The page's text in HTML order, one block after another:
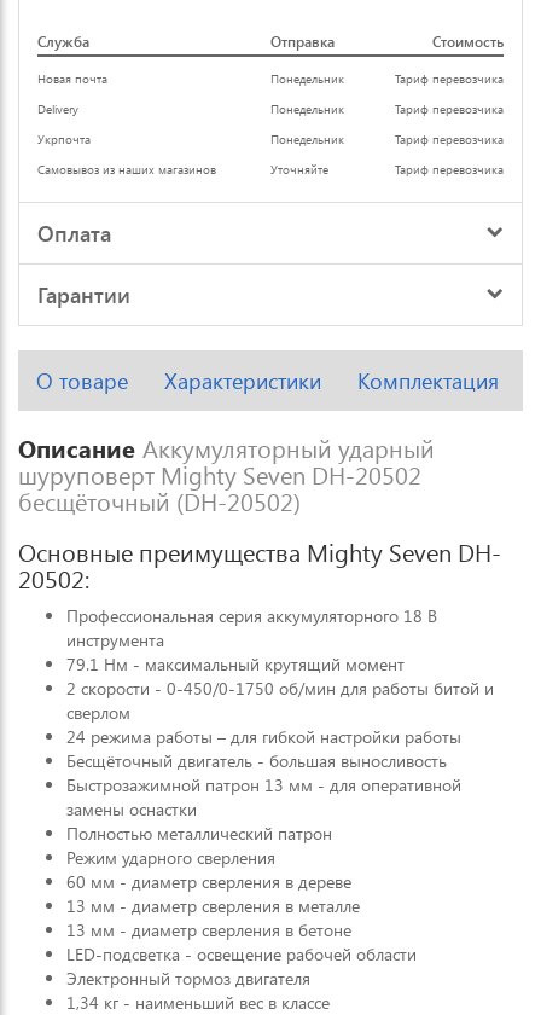
Служба Отправка Стоимость
Новая почта Понедельник
Тариф перевозчика
Delivery
Понедельник
Тариф перевозчика
Укрпочта
Понедельник
Тариф перевозчика
Самовывоз из наших магазинов
Уточняйте Тариф перевозчика
Оплата
Гарантии
О товаре Характеристики Комплектация
Описание Аккумуляторный ударный
шуруповерт Mighty Seven DH-20502
бесщёточный (DH-20502)
Основные преимущества Mighty Seven DH-
20502:
Профессиональная серия аккумуляторного 18 В
инструмента
79.1 Нм - максимальный крутящий момент
2 скорости - 0-450/0-1750 об/мин для работы битой и
сверлом
24 режима работы – для гибкой настройки работы
Бесщёточный двигатель - большая выносливость
Быстрозажимной патрон 13 мм - для оперативной
замены оснастки
Полностью металлический патрон
Режим ударного сверления
60 мм - диаметр сверления в дереве
13 мм - диаметр сверления в металле
13 мм - диаметр сверления в бетоне
LED-подсветка - освещение рабочей области
Электронный тормоз двигателя
1,34 кг - наименьший вес в классе